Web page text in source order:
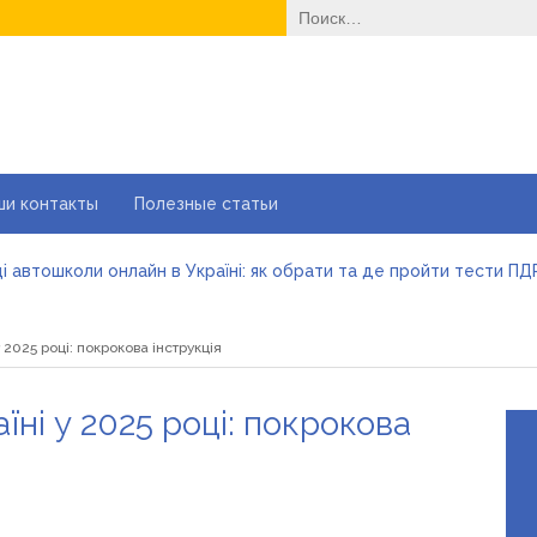
Найти:
контакты Полезные статьи
автошколи онлайн в Україні: як обрати та де пройти тести
методы лечения эрозии шейки матки
прибуток без відкриття нових кавових точок
році: покрокова інструкція
у 2025 році: покрокова